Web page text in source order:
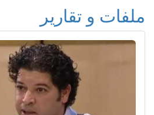
ملفات و تقارير